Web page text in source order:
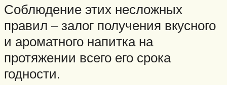
Соблюдение этих несложных
правил – залог получения вкусного
и ароматного напитка на
протяжении всего его срока
годности.